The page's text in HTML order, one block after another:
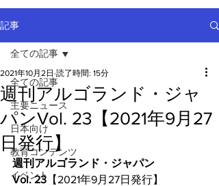
記事
全ての記事
主要ニュース
日本向け
教育コンテンツ
イベント
全ての記事
週刊アルゴランド・ジャ
パンVol. 23【2021年9月27
日発行】
2021年10月2日 読了時間: 15分
週刊アルゴランド・ジャパン
Vol. 23 【2021年9月27日発行】